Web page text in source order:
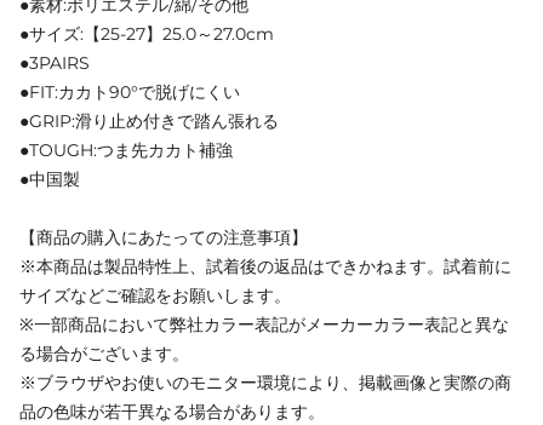
●素材:ポリエステル/綿/その他
●サイズ:【25-27】25.0～27.0cm
●3PAIRS
●FIT:カカト90°で脱げにくい
●GRIP:滑り止め付きで踏ん張れる
●TOUGH:つま先カカト補強
●中国製
【商品の購入にあたっての注意事項】
※本商品は製品特性上、試着後の返品はできかねます。試着前に
サイズなどご確認をお願いします。
※一部商品において弊社カラー表記がメーカーカラー表記と異な
る場合がございます。
※ブラウザやお使いのモニター環境により、掲載画像と実際の商
品の色味が若干異なる場合があります。